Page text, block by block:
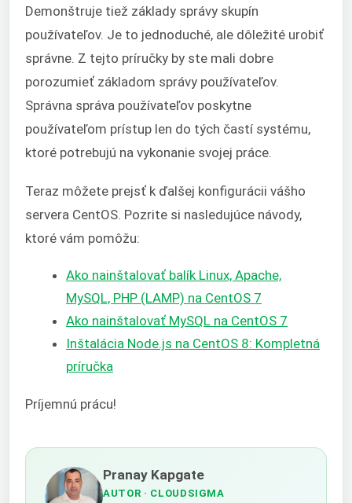
Demonštruje tiež základy správy skupín
používateľov. Je to jednoduché, ale dôležité urobiť
správne. Z tejto príručky by ste mali dobre
porozumieť základom správy používateľov.
Správna správa používateľov poskytne
používateľom prístup len do tých častí systému,
ktoré potrebujú na vykonanie svojej práce.
Teraz môžete prejsť k ďalšej konfigurácii vášho
servera CentOS. Pozrite si nasledujúce návody,
ktoré vám pomôžu:
Ako nainštalovať balík Linux, Apache,
MySQL, PHP (LAMP) na CentOS 7
Ako nainštalovať MySQL na CentOS 7
Inštalácia Node.js na CentOS 8: Kompletná
príručka
Príjemnú prácu!
Pranay Kapgate
AUTOR · CLOUDSIGMA